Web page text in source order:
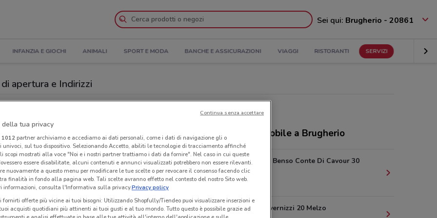
Sei qui: Brugherio - 20861
INFANZIA E GIOCHI ANIMALI SPORT E MODA BANCHE E ASSICURAZIONI VIAGGI RISTORANTI SERVIZI
apertura e Indirizzi
Negozi PosteMobile a Brugherio
Via Camillo Benso Conte Di Cavour 30
Rodano
9.6 km
Via Luigi Invernizzi 20 Melzo
della tua privacy
1012partner archiviamo e accediamo ai dati personali, come i dati di navigazione gli o
sul tuo dispositivo. Selezionando Accetto, abiliti le tecnologie di tracciamento affinché
scopi mostrati alla voce "Noi e i nostri partner trattiamo i dati da fornire". Nel caso in cui queste
essere disabilitate, alcuni contenuti e annunci visualizzati potrebbero non essere rilevanti.
nuovamente a questo menu per modificare le tue scelte o per revocare il consenso facendo clic
finalità in fondo alla pagina web. Tali scelte avranno effetto nel contesto del nostro Sito web.
informazioni, consulta l'Informativa sulla privacy.Privacy policy
fornirti offerte più vicine ai tuoi bisogni: Utilizzando Shopfully/Tiendeo puoi visualizzare inserzioni e
acquisti quotidiani più attinenti ai tuoi gusti e al tuo mondo. Tutto questo è possibile grazie ad
Continua senza accettare